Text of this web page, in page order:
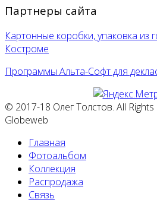
Партнеры сайта
Картонные коробки, упаковка из
Костроме
Программы Альта-Софт для
© 2017-18 Олег Толстов. All
Globeweb
Главная
Фотоальбом
Коллекция
Распродажа
Связь